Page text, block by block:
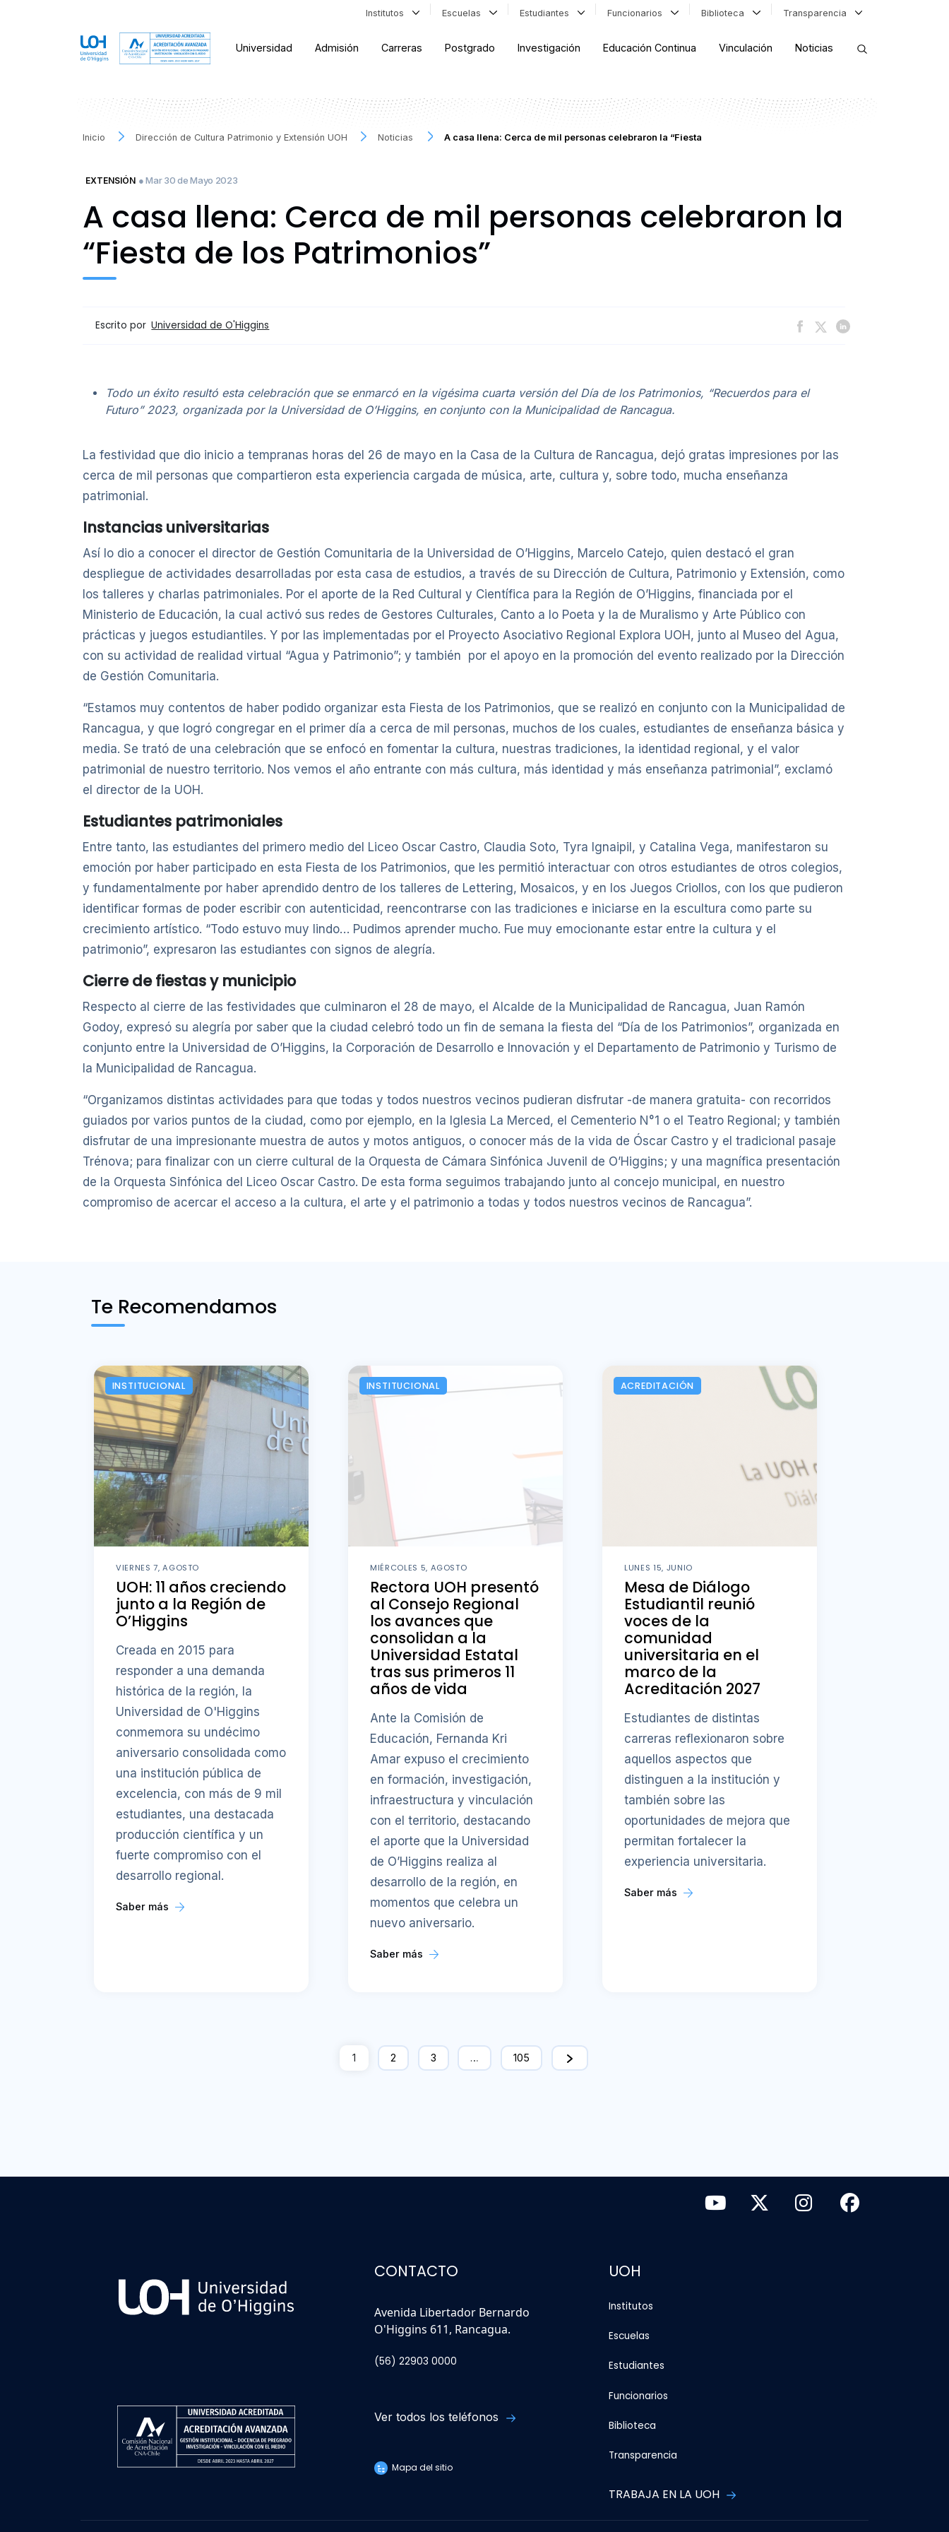
Institutos Escuelas Estudiantes Funcionarios Biblioteca Transparencia
Universidad Admisión Carreras Postgrado Investigación Educación Continua Vinculación Noticias
Inicio Dirección de Cultura Patrimonio y Extensión UOH Noticias A casa llena: Cerca de mil personas celebraron la “Fiesta
EXTENSIÓN ● Mar 30 de Mayo 2023
A casa llena: Cerca de mil personas celebraron la
“Fiesta de los Patrimonios”
Escrito por Universidad de O'Higgins
Todo un éxito resultó esta celebración que se enmarcó en la vigésima cuarta versión del Día de los Patrimonios, “Recuerdos para el
Futuro” 2023, organizada por la Universidad de O’Higgins, en conjunto con la Municipalidad de Rancagua.
La festividad que dio inicio a tempranas horas del 26 de mayo en la Casa de la Cultura de Rancagua, dejó gratas impresiones por las
cerca de mil personas que compartieron esta experiencia cargada de música, arte, cultura y, sobre todo, mucha enseñanza
patrimonial.
Instancias universitarias
Así lo dio a conocer el director de Gestión Comunitaria de la Universidad de O’Higgins, Marcelo Catejo, quien destacó el gran
despliegue de actividades desarrolladas por esta casa de estudios, a través de su Dirección de Cultura, Patrimonio y Extensión, como
los talleres y charlas patrimoniales. Por el aporte de la Red Cultural y Científica para la Región de O’Higgins, financiada por el
Ministerio de Educación, la cual activó sus redes de Gestores Culturales, Canto a lo Poeta y la de Muralismo y Arte Público con
prácticas y juegos estudiantiles. Y por las implementadas por el Proyecto Asociativo Regional Explora UOH, junto al Museo del Agua,
con su actividad de realidad virtual “Agua y Patrimonio”; y también por el apoyo en la promoción del evento realizado por la Dirección
de Gestión Comunitaria.
“Estamos muy contentos de haber podido organizar esta Fiesta de los Patrimonios, que se realizó en conjunto con la Municipalidad de
Rancagua, y que logró congregar en el primer día a cerca de mil personas, muchos de los cuales, estudiantes de enseñanza básica y
media. Se trató de una celebración que se enfocó en fomentar la cultura, nuestras tradiciones, la identidad regional, y el valor
patrimonial de nuestro territorio. Nos vemos el año entrante con más cultura, más identidad y más enseñanza patrimonial”, exclamó
el director de la UOH.
Estudiantes patrimoniales
Entre tanto, las estudiantes del primero medio del Liceo Oscar Castro, Claudia Soto, Tyra Ignaipil, y Catalina Vega, manifestaron su
emoción por haber participado en esta Fiesta de los Patrimonios, que les permitió interactuar con otros estudiantes de otros colegios,
y fundamentalmente por haber aprendido dentro de los talleres de Lettering, Mosaicos, y en los Juegos Criollos, con los que pudieron
identificar formas de poder escribir con autenticidad, reencontrarse con las tradiciones e iniciarse en la escultura como parte su
crecimiento artístico. “Todo estuvo muy lindo… Pudimos aprender mucho. Fue muy emocionante estar entre la cultura y el
patrimonio”, expresaron las estudiantes con signos de alegría.
Cierre de fiestas y municipio
Respecto al cierre de las festividades que culminaron el 28 de mayo, el Alcalde de la Municipalidad de Rancagua, Juan Ramón
Godoy, expresó su alegría por saber que la ciudad celebró todo un fin de semana la fiesta del “Día de los Patrimonios”, organizada en
conjunto entre la Universidad de O’Higgins, la Corporación de Desarrollo e Innovación y el Departamento de Patrimonio y Turismo de
la Municipalidad de Rancagua.
“Organizamos distintas actividades para que todas y todos nuestros vecinos pudieran disfrutar -de manera gratuita- con recorridos
guiados por varios puntos de la ciudad, como por ejemplo, en la Iglesia La Merced, el Cementerio N°1 o el Teatro Regional; y también
disfrutar de una impresionante muestra de autos y motos antiguos, o conocer más de la vida de Óscar Castro y el tradicional pasaje
Trénova; para finalizar con un cierre cultural de la Orquesta de Cámara Sinfónica Juvenil de O’Higgins; y una magnífica presentación
de la Orquesta Sinfónica del Liceo Oscar Castro. De esta forma seguimos trabajando junto al concejo municipal, en nuestro
compromiso de acercar el acceso a la cultura, el arte y el patrimonio a todas y todos nuestros vecinos de Rancagua”.
Te Recomendamos
INSTITUCIONAL
VIERNES 7, AGOSTO
UOH: 11 años creciendo
junto a la Región de
O’Higgins
Creada en 2015 para
responder a una demanda
histórica de la región, la
Universidad de O'Higgins
conmemora su undécimo
aniversario consolidada como
una institución pública de
excelencia, con más de 9 mil
estudiantes, una destacada
producción científica y un
fuerte compromiso con el
desarrollo regional.
Saber más
INSTITUCIONAL
MIÉRCOLES 5, AGOSTO
Rectora UOH presentó
al Consejo Regional
los avances que
consolidan a la
Universidad Estatal
tras sus primeros 11
años de vida
Ante la Comisión de
Educación, Fernanda Kri
Amar expuso el crecimiento
en formación, investigación,
infraestructura y vinculación
con el territorio, destacando
el aporte que la Universidad
de O’Higgins realiza al
desarrollo de la región, en
momentos que celebra un
nuevo aniversario.
Saber más
ACREDITACIÓN
LUNES 15, JUNIO
Mesa de Diálogo
Estudiantil reunió
voces de la
comunidad
universitaria en el
marco de la
Acreditación 2027
Estudiantes de distintas
carreras reflexionaron sobre
aquellos aspectos que
distinguen a la institución y
también sobre las
oportunidades de mejora que
permitan fortalecer la
experiencia universitaria.
Saber más
1 2 3 … 105
CONTACTO
Avenida Libertador Bernardo
O'Higgins 611, Rancagua.
(56) 22903 0000
Ver todos los teléfonos
Mapa del sitio
UOH
Institutos
Escuelas
Estudiantes
Funcionarios
Biblioteca
Transparencia
TRABAJA EN LA UOH